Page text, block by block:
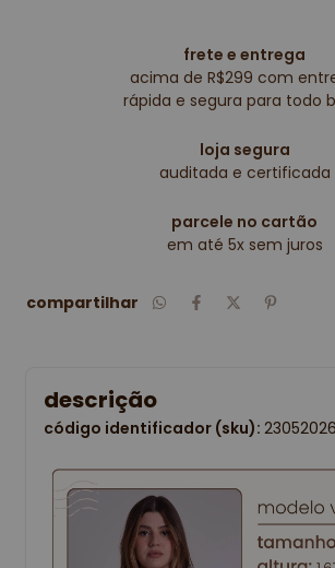
frete e entrega
acima de R$299 com
rápida e segura para todo
loja segura
auditada e certificada
parcele no cartão
em até 5x sem juros
compartilhar
descrição
código identificador (sku):